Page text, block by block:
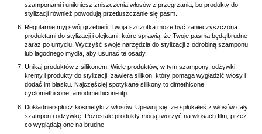
szamponami i unikniesz zniszczenia włosów z przegrzania, bo produkty do
stylizacji również powodują przetłuszczanie się pasm.
Regularnie myj swój grzebień. Twoja szczotka może być zanieczyszczona
produktami do stylizacji i olejkami, które sprawią, że Twoje pasma będą brudne
zaraz po umyciu. Wyczyść swoje narzędzia do stylizacji z odrobiną szamponu
lub łagodnego mydła, aby usunąć te osady.
Unikaj produktów z silikonem. Wiele produktów, w tym szampony, odżywki,
kremy i produkty do stylizacji, zawiera silikon, który pomaga wygładzić włosy i
dodać im blasku. Najczęściej spotykane silikony to dimethicone,
cyclomethicone, amodimethicone itp.
Dokładnie spłucz kosmetyki z włosów. Upewnij się, że spłukałeś z włosów cały
szampon i odżywkę. Pozostałe produkty mogą tworzyć na włosach film, przez
co wyglądają one na brudne.